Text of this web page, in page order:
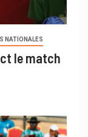
NATIONALES
le match